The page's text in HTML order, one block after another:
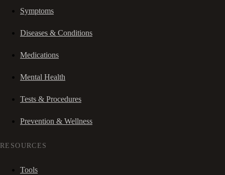
Symptoms
Diseases & Conditions
Medications
Mental Health
Tests & Procedures
Prevention & Wellness
RESOURCES
Tools